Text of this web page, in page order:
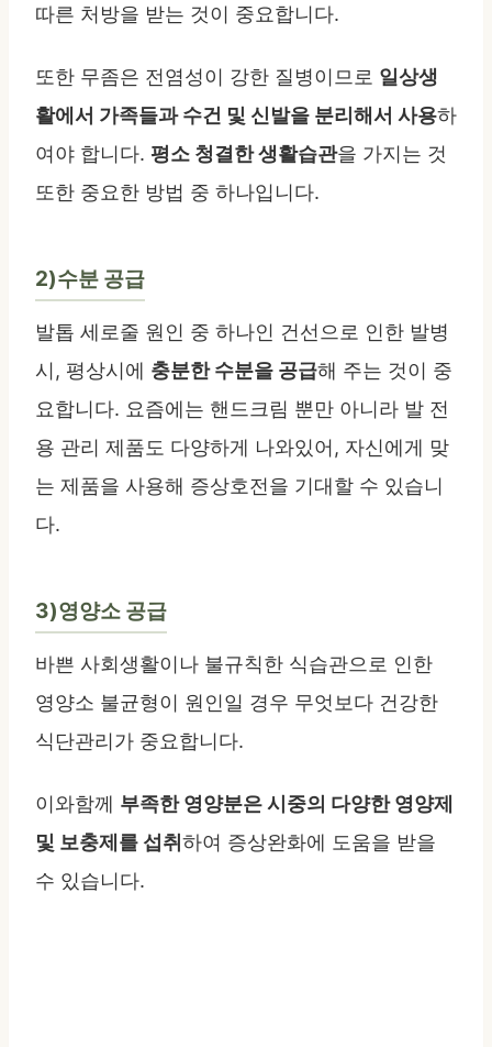
따른 처방을 받는 것이 중요합니다.
또한 무좀은 전염성이 강한 질병이므로 일상생
활에서 가족들과 수건 및 신발을 분리해서 사용하
여야 합니다. 평소 청결한 생활습관을 가지는 것
또한 중요한 방법 중 하나입니다.
2)수분 공급
발톱 세로줄 원인 중 하나인 건선으로 인한 발병
시, 평상시에 충분한 수분을 공급해 주는 것이 중
요합니다. 요즘에는 핸드크림 뿐만 아니라 발 전
용 관리 제품도 다양하게 나와있어, 자신에게 맞
는 제품을 사용해 증상호전을 기대할 수 있습니
다.
3)영양소 공급
바쁜 사회생활이나 불규칙한 식습관으로 인한
영양소 불균형이 원인일 경우 무엇보다 건강한
식단관리가 중요합니다.
이와함께 부족한 영양분은 시중의 다양한 영양제
및 보충제를 섭취하여 증상완화에 도움을 받을
수 있습니다.